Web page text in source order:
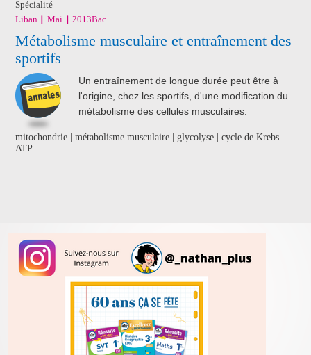
Spécialité
Liban
Mai 2013Bac
Métabolisme musculaire et entraînement des
sportifs
Un entraînement de longue durée peut être à
l'origine, chez les sportifs, d'une modification du
métabolisme des cellules musculaires.
mitochondrie | métabolisme musculaire | glycolyse | cycle de Krebs |
ATP